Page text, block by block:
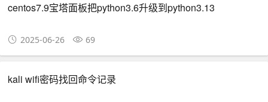
centos7.9宝塔面板把python3.6升级到python3.13
2025-06-26 69
kali wifi密码找回命令记录